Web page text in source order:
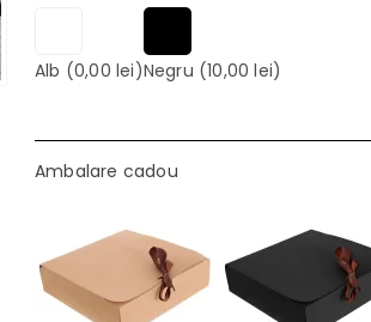
Alb (0,00 lei)Negru (10,00 lei)
Ambalare cadou